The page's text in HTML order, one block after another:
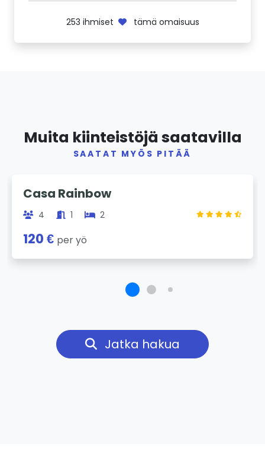
253 ihmiset tämä omaisuus
Muita kiinteistöjä saatavilla
SAATAT MYÖS PITÄÄ
Casa Rainbow
4 1 2
120 € per yö
Jatka hakua